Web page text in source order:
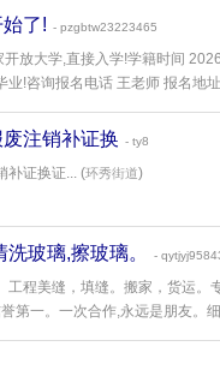
了! - pzgbtw23223465
放大学,直接入学!学籍时间
业!咨询报名电话 王老师 报名地
注销补证换 - ty8
补证换证... (环秀街道)
玻璃,擦玻璃。 -
工程美缝，填缝。搬家，货运
第一。一次合作,永远是朋友。